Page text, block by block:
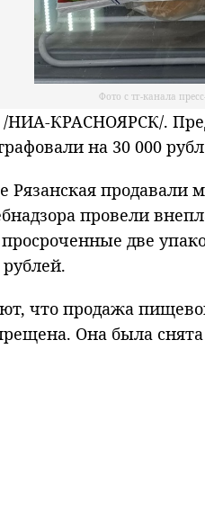
Фото с тг-канала
КРАСНОЯРСК/.
на 30 000
Рязанская
провели
две
что продажа
Она была